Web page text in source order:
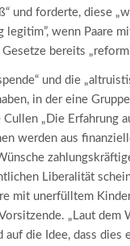
und forderte, diese
wenn Paare
bereits
und die
in der eine
Cullen „Die Erfahrung
werden aus
Liberalität
mit unerfülltem
„Laut
auf die Idee, dass dies